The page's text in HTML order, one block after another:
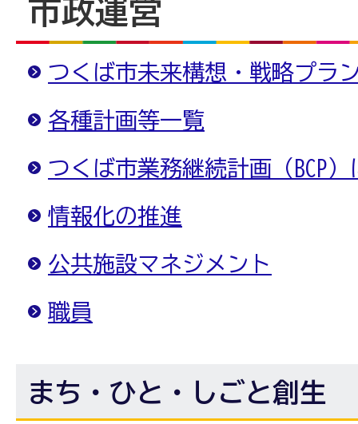
市政運営
つくば市未来構想・戦略プラ
各種計画等一覧
つくば市業務継続計画（BCP
情報化の推進
公共施設マネジメント
職員
まち・ひと・しごと創生